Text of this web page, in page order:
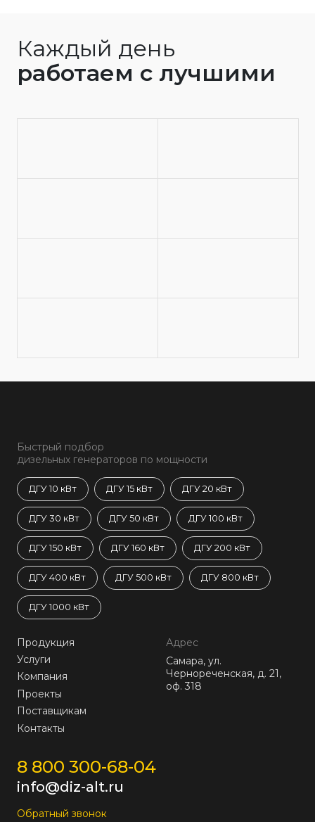
Каждый день
работаем с лучшими
Быстрый подбор
дизельных генераторов по мощности
ДГУ 10 кВт ДГУ 15 кВт ДГУ 20 кВт
ДГУ 30 кВт ДГУ 50 кВт ДГУ 100 кВт
ДГУ 150 кВт ДГУ 160 кВт ДГУ 200 кВт
ДГУ 400 кВт ДГУ 500 кВт ДГУ 800 кВт
ДГУ 1000 кВт
Продукция
Услуги
Компания
Проекты
Поставщикам
Контакты
Адрес
Самара, ул.
Чернореченская, д. 21,
оф. 318
8 800 300-68-04
info@diz-alt.ru
Обратный звонок